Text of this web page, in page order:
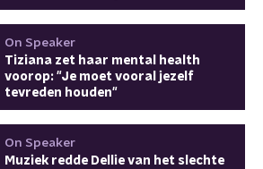
On Speaker
Tiziana zet haar mental health
voorop: "Je moet vooral jezelf
tevreden houden"
On Speaker
Muziek redde Dellie van het slechte